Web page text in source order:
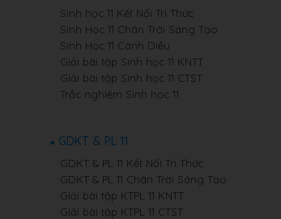
Sinh học 11 Kết Nối Tri Thức
Sinh Học 11 Chân Trời Sáng Tạo
Sinh Học 11 Cánh Diều
Giải bài tập Sinh học 11 KNTT
Giải bài tập Sinh học 11 CTST
Trắc nghiệm Sinh học 11
GDKT & PL 11
GDKT & PL 11 Kết Nối Tri Thức
GDKT & PL 11 Chân Trời Sáng Tạo
Giải bài tập KTPL 11 KNTT
Giải bài tập KTPL 11 CTST